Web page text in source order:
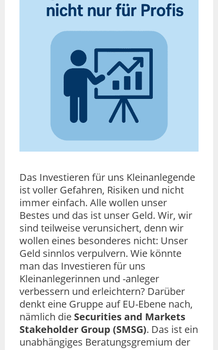
Das Investieren für uns Kleinanlegende
ist voller Gefahren, Risiken und nicht
immer einfach. Alle wollen unser
Bestes und das ist unser Geld. Wir, wir
sind teilweise verunsichert, denn wir
wollen eines besonderes nicht: Unser
Geld sinnlos verpulvern. Wie könnte
man das Investieren für uns
Kleinanlegerinnen und -anleger
verbessern und erleichtern? Darüber
denkt eine Gruppe auf EU-Ebene nach,
nämlich die Securities and Markets
Stakeholder Group (SMSG). Das ist ein
unabhängiges Beratungsgremium der